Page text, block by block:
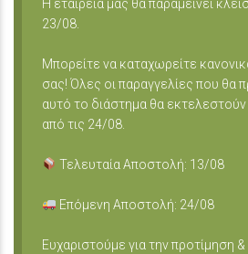
Η εταιρεία μας θα παραμείνει
23/08.
Μπορείτε να καταχωρείτε
σας! Όλες οι παραγγελίες που θα
αυτό το διάστημα θα
από τις 24/08.
Τελευταία Αποστολή: 13/08
Επόμενη Αποστολή: 24/08
Ευχαριστούμε για την προτίμηση